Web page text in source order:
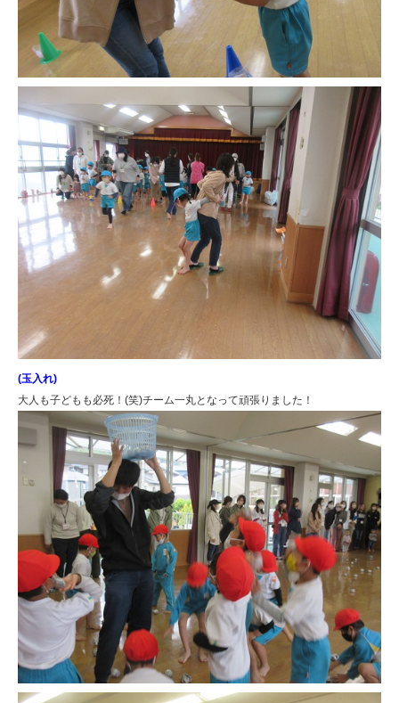
(玉入れ)
大人も子どもも必死！(笑)チーム一丸となって頑張りました！